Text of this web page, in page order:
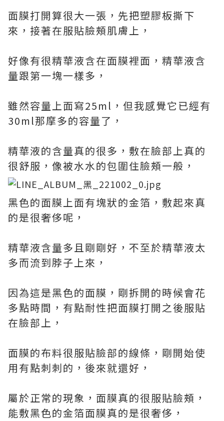
面膜打開算很大一張，先把塑膠板撕下
來，接著在服貼臉頰肌膚上，
好像有很精華液含在面膜裡面，精華液含
量跟第一塊一樣多，
雖然容量上面寫25ml，但我感覺它已經有
30ml那摩多的容量了，
精華液的含量真的很多，敷在臉部上真的
很舒服，像被水水的包圍住臉頰一般，
黑色的面膜上面有塊狀的金箔，敷起來真
的是很奢侈呢，
精華液含量多且剛剛好，不至於精華液太
多而流到脖子上來，
因為這是黑色的面膜，剛拆開的時候會花
多點時間，有點耐性把面膜打開之後服貼
在臉部上，
面膜的布料很服貼臉部的線條，剛開始使
用有點刺刺的，後來就還好，
屬於正常的現象，面膜真的很服貼臉頰，
能敷黑色的金箔面膜真的是很奢侈，